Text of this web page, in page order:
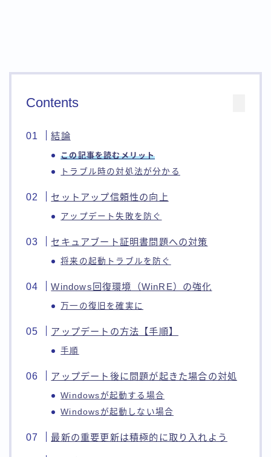
Contents
結論
この記事を読むメリット
トラブル時の対処法が分かる
セットアップ信頼性の向上
アップデート失敗を防ぐ
セキュアブート証明書問題への対策
将来の起動トラブルを防ぐ
Windows回復環境（WinRE）の強化
万一の復旧を確実に
アップデートの方法【手順】
手順
アップデート後に問題が起きた場合の対処
Windowsが起動する場合
Windowsが起動しない場合
最新の重要更新は積極的に取り入れよう